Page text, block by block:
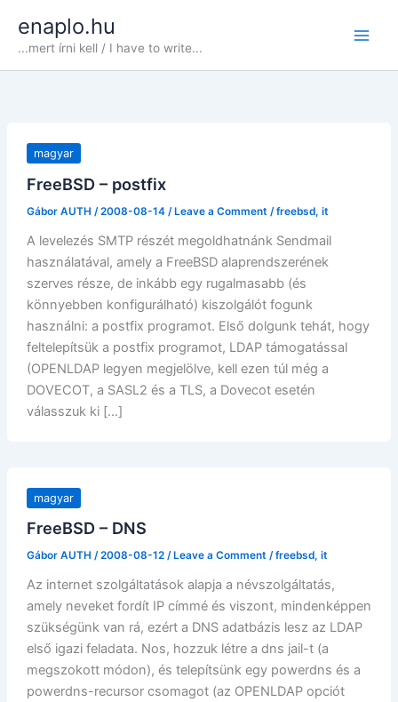
content
enaplo.hu
...mert írni kell / I have to write...
magyar
FreeBSD – postfix
Gábor AUTH /2008-08-14 /Leave a Comment /freebsd, it
A levelezés SMTP részét megoldhatnánk Sendmail
használatával, amely a FreeBSD alaprendszerének
szerves része, de inkább egy rugalmasabb (és
könnyebben konfigurálható) kiszolgálót fogunk
használni: a postfix programot. Első dolgunk tehát, hogy
feltelepítsük a postfix programot, LDAP támogatással
(OPENLDAP legyen megjelölve, kell ezen túl még a
DOVECOT, a SASL2 és a TLS, a Dovecot esetén
válasszuk ki […]
magyar
FreeBSD – DNS
Gábor AUTH /2008-08-12 / Leave a Comment /freebsd, it
Az internet szolgáltatások alapja a névszolgáltatás,
amely neveket fordít IP címmé és viszont, mindenképpen
szükségünk van rá, ezért a DNS adatbázis lesz az LDAP
első igazi feladata. Nos, hozzuk létre a dns jail-t (a
megszokott módon), és telepítsünk egy powerdns és a
powerdns-recursor csomagot (az OPENLDAP opciót